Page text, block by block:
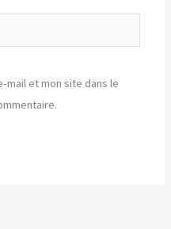
mail et mon site dans le